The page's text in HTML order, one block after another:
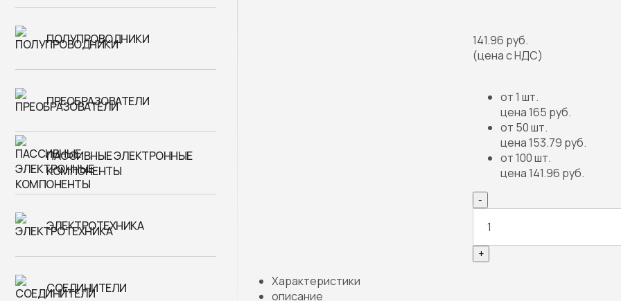
ПОЛУПРОВОДНИКИ
ПРЕОБРАЗОВАТЕЛИ
ПАССИВНЫЕ ЭЛЕКТРОННЫЕ
КОМПОНЕНТЫ
ЭЛЕКТРОТЕХНИКА
СОЕДИНИТЕЛИ
141.96 руб.
(цена с НДС)
от 1 шт.
цена 165 руб.
от 50 шт.
цена 153.79 руб.
от 100 шт.
цена 141.96 руб.
-
+
Характеристики
описание